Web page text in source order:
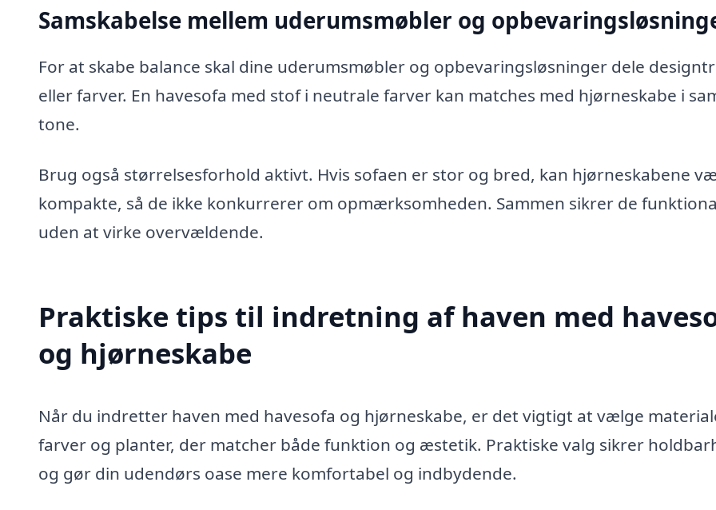
Samskabelse mellem uderumsmøbler og
For at skabe balance skal dine uderumsmøbler og opbevaringsløsninger dele
eller farver. En havesofa med stof i neutrale farver kan matches med hjørneskabe i
tone.
Brug også størrelsesforhold aktivt. Hvis sofaen er stor og bred, kan hjørneskabene
kompakte, så de ikke konkurrerer om opmærksomheden. Sammen sikrer de
uden at virke overvældende.
Praktiske tips til indretning af haven med
og hjørneskabe
Når du indretter haven med havesofa og hjørneskabe, er det vigtigt at vælge
farver og planter, der matcher både funktion og æstetik. Praktiske valg sikrer
og gør din udendørs oase mere komfortabel og indbydende.